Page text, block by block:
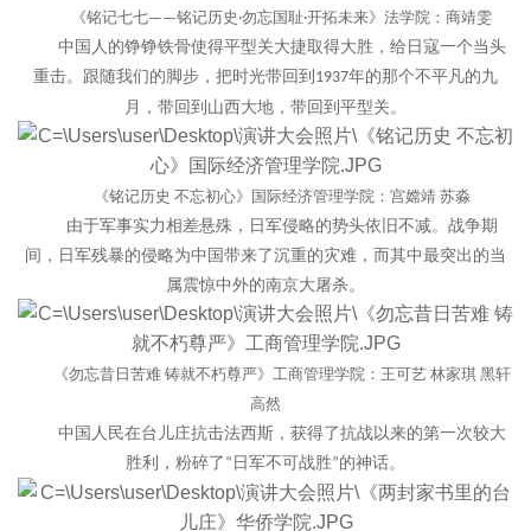
《铭记七七——铭记历史 ·勿忘国耻·开拓未来》法学院：商靖雯
中国人的铮铮铁骨使得平型关大捷取得大胜，给日寇一个当头
重击。跟随我们的脚步，把时光带回到 1937年的那个不平凡的九
月，带回到山西大地，带回到平型关。
《铭记历史 不忘初心》国际经济管理学院：宫嫦靖 苏淼
由于军事实力相差悬殊，日军侵略的势头依旧不减。战争期
间，日军残暴的侵略为中国带来了沉重的灾难，而其中最突出的当
属震惊中外的南京大屠杀。
《勿忘昔日苦难 铸就不朽尊严》工商管理学院： 王可艺 林家琪 黑轩
高然
中国人民在台儿庄抗击法西斯，获得了抗战以来的第一次较大
胜利，粉碎了 “ 日军不可战胜”的神话。